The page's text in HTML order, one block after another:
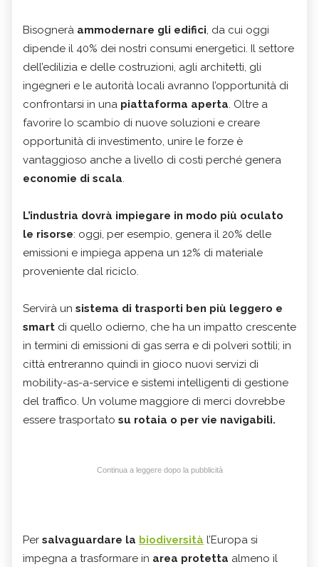
Bisognerà ammodernare gli edifici, da cui oggi
dipende il 40% dei nostri consumi energetici. Il settore
dell’edilizia e delle costruzioni, agli architetti, gli
ingegneri e le autorità locali avranno l’opportunità di
confrontarsi in una piattaforma aperta. Oltre a
favorire lo scambio di nuove soluzioni e creare
opportunità di investimento, unire le forze è
vantaggioso anche a livello di costi perché genera
economie di scala.
L’industria dovrà impiegare in modo più oculato
le risorse: oggi, per esempio, genera il 20% delle
emissioni e impiega appena un 12% di materiale
proveniente dal riciclo.
Servirà un sistema di trasporti ben più leggero e
smart di quello odierno, che ha un impatto crescente
in termini di emissioni di gas serra e di polveri sottili; in
città entreranno quindi in gioco nuovi servizi di
mobility-as-a-service e sistemi intelligenti di gestione
del traffico. Un volume maggiore di merci dovrebbe
essere trasportato su rotaia o per vie navigabili.
Continua a leggere dopo la pubblicità
Per salvaguardare la biodiversità l’Europa si
impegna a trasformare in area protetta almeno il